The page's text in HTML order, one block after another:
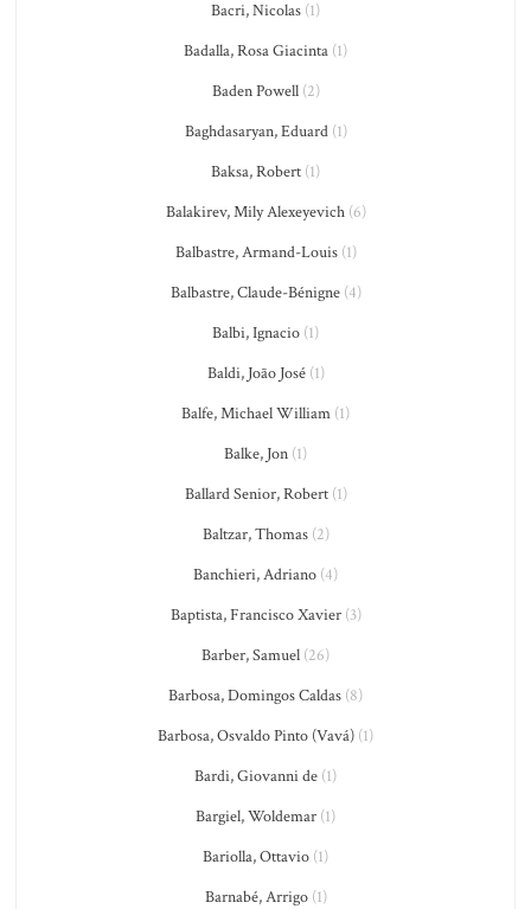
Bacri, Nicolas (1)
Badalla, Rosa Giacinta (1)
Baden Powell(2)
Baghdasaryan, Eduard(1)
Baksa, Robert (1)
Balakirev, Mily Alexeyevich(6)
Balbastre, Armand-Louis(1)
Balbastre, Claude-Bénigne(4)
Balbi, Ignacio (1)
Baldi, João José(1)
Balfe, Michael William (1)
Balke, Jon (1)
Ballard Senior, Robert(1)
Baltzar, Thomas(2)
Banchieri, Adriano (4)
Baptista, Francisco Xavier(3)
Barber, Samuel (26)
Barbosa, Domingos Caldas (8)
Barbosa, Osvaldo Pinto (Vavá) (1)
Bardi, Giovanni de (1)
Bargiel, Woldemar (1)
Bariolla, Ottavio (1)
Barnabé, Arrigo(1)